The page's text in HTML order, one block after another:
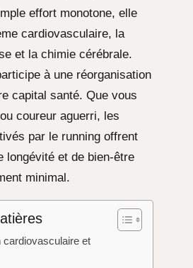
effort monotone, elle
cardiovasculaire, la
et la chimie cérébrale.
à une réorganisation
capital santé. Que vous
coureur aguerri, les
par le running offrent
longévité et de bien-être
minimal.
cardiovasculaire et